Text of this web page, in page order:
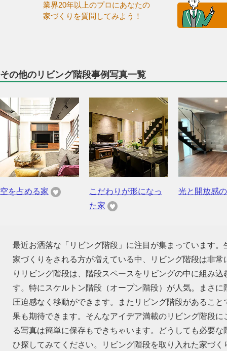
業界20年以上のプロにあなたの
家づくりを質問してみよう！
その他のリビング階段事例写真一覧
空を占める家
こだわりが形になっ
た家
光と開放感
最近お洒落な「リビング階段」に注目が集まっています
家づくりをされる方が増えている中、リビング階段は非
りリビング階段は、階段スペースをリビングの中に組み
す。特にスケルトン階段（オープン階段）が人気。まさ
圧迫感なく移動ができます。またリビング階段があるこ
果も期待できます。そんなアイデア満載のリビング階段
る写真は簡単に保存もできちゃいます。どうしても必要
ひ探してみてください。リビング階段を取り入れた家づ